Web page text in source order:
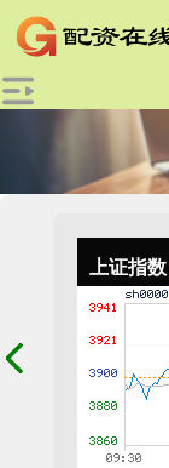
上证指数